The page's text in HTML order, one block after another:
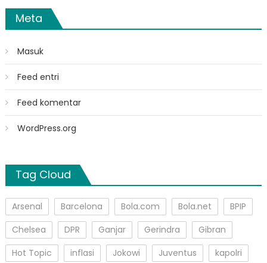
Meta
Masuk
Feed entri
Feed komentar
WordPress.org
Tag Cloud
Arsenal Barcelona Bola.com Bola.net
BPIP
Chelsea
DPR Ganjar Gerindra
Gibran
Hot Topic
inflasi Jokowi Juventus
kapolri